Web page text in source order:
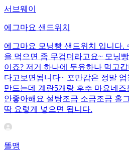
서브웨이
에그마요 샌드위치
에그마요 모닝빵 샌드위치 입니다.
을 먹으면 좀 무겁더라고요~ 모닝
이죠? 저거 하나에 두유하나 먹고
다고보면됩니다~ 포만감은 정말
만드는데 계란5개랑 후추 마요네
안좋아해요 설탕조금 소금조금 홀
딱 요렇게 넣으면 됩니다.
똘맹